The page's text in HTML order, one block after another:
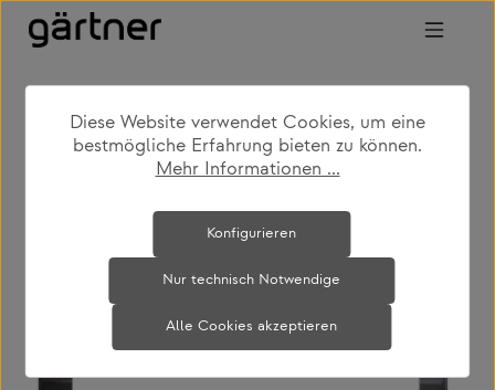
Zum Hauptinhalt springen
shop produkte
outdoor
grills & feuerstellen
Bildergalerie überspringen
Diese Website verwendet Cookies, um eine
bestmögliche Erfahrung bieten zu können.
Mehr Informationen ...
Nur technisch Notwendige
Konfigurieren
Alle Cookies akzeptieren